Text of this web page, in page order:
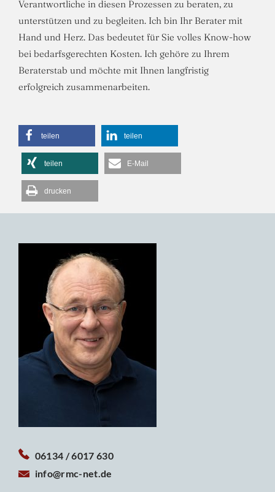
Verantwortliche in diesen Prozessen zu beraten, zu
unterstützen und zu begleiten. Ich bin Ihr Berater mit
Hand und Herz. Das bedeutet für Sie volles Know-how
bei bedarfsgerechten Kosten. Ich gehöre zu Ihrem
Beraterstab und möchte mit Ihnen langfristig
erfolgreich zusammenarbeiten.
teilen teilen
teilen E-Mail
drucken
06134 / 6017 630
info@rmc-net.de